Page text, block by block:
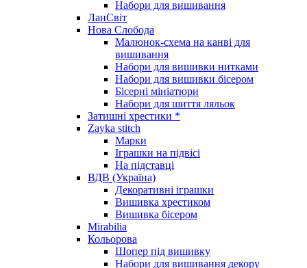
Набори для вишивання
ЛанСвіт
Нова Слобода
Малюнок-схема на канві для
вишивання
Набори для вишивки нитками
Набори для вишивки бісером
Бісерні мініатюри
Набори для шиття ляльок
Затишні хрестики *
Zayka stitch
Марки
Іграшки на підвісі
На підставці
ВДВ (Україна)
Декоративні іграшки
Вишивка хрестиком
Вишивка бісером
Mirabilia
Кольорова
Шопер під вишивку
Набори для вишивання декору